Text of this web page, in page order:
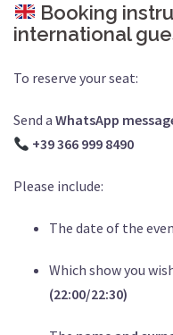
Booking
international
To reserve your seat:
Send a WhatsApp
+39 366 999 8490
Please include:
The date of the
Which show you
(22:00/22:30)